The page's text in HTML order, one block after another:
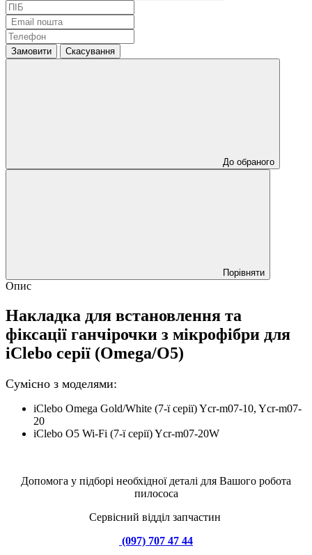
Замовити Скасування
До обраного
Порівняти
Опис
Накладка для встановлення та
фіксації ганчірочки з мікрофібри для
iClebo серії (Omega/O5)
Сумісно з моделями:
iClebo Omega Gold/White (7-ї серії) Ycr-m07-10, Ycr-m07-
20
iClebo O5 Wi-Fi (7-ї серії) Ycr-m07-20W
Допомога у підборі необхідної деталі для Вашого робота
пилососа
Сервісний відділ запчастин
(097) 707 47 44